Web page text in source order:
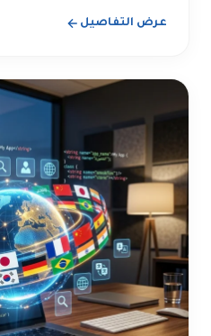
عرض التفاصيل